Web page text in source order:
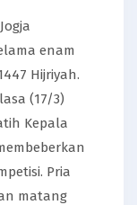
enam
Hijriyah.
(17/3)
Kepala
Pria
matang